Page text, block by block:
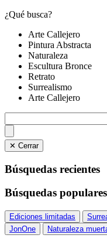
¿Qué busca?
Arte Callejero
Pintura Abstracta
Naturaleza
Escultura Bronce
Retrato
Surrealismo
Arte Callejero
✕ Cerrar
Búsquedas recientes
Búsquedas populares
Ediciones limitadas
JonOne
Naturaleza